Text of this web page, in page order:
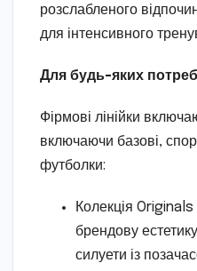
розслабленого
для інтенсивного
Для будь-яких потреб
Фірмові лінійки
включаючи базові,
футболки:
Колекція Originals
брендову
силуети із